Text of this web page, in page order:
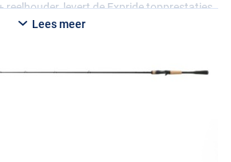
reelhouder, levert de Expride topprestaties
look. Lees meer